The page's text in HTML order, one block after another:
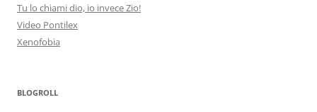
Tu lo chiami dio, io invece Zio!
Video Pontilex
Xenofobia
BLOGROLL